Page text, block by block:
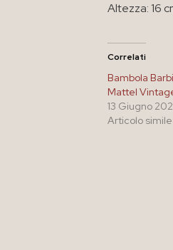
Altezza: 16
Correlati
Bambola
Mattel
13 Giugno
Articolo simile